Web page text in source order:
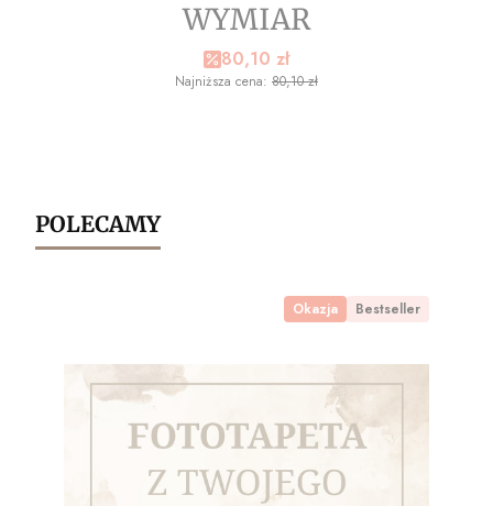
WYMIAR
Cena promocyjna
80,10 zł
Najniższa cena: 80,10 zł
POLECAMY
Okazja Bestseller